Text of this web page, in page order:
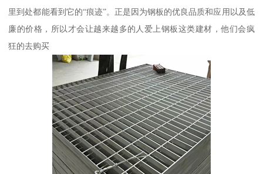
里到处都能看到它的“痕迹”。正是因为钢板的优良品质和应用以及低
廉的价格，所以才会让越来越多的人爱上钢板这类建材，他们会疯
狂的去购买